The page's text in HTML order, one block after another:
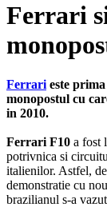
Ferrari
Ferrari este
monopostul cu
in 2010.
Ferrari F10 a fost
potrivnica si
italienilor. Astfel,
demonstratie cu
brazilianul s-a